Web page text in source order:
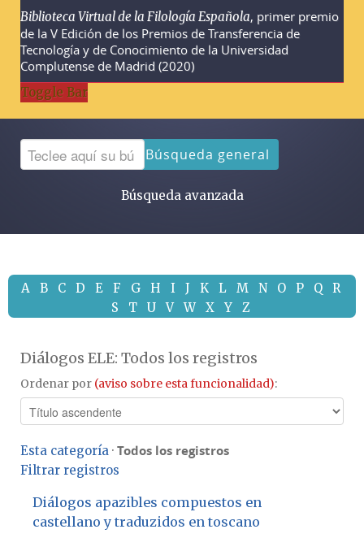
Biblioteca Virtual de la Filología Española, primer premio
de la V Edición de los Premios de Transferencia de
Tecnología y de Conocimiento de la Universidad
Complutense de Madrid (2020)
Toggle Bar
Búsqueda general
Búsqueda avanzada
A B C D E F G H I J K L M N O P Q
R
S
T U V W X Y Z
Diálogos ELE: Todos los registros
Ordenar por (aviso sobre esta funcionalidad):
Esta categoría · Todos los registros
Filtrar registros
Diálogos apazibles compuestos en
castellano y traduzidos en toscano